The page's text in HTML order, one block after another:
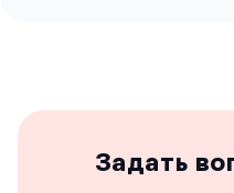
Задать